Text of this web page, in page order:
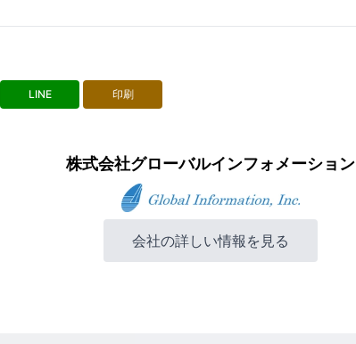
LINE 印刷
株式会社グローバルインフォメーション
会社の詳しい情報を見る